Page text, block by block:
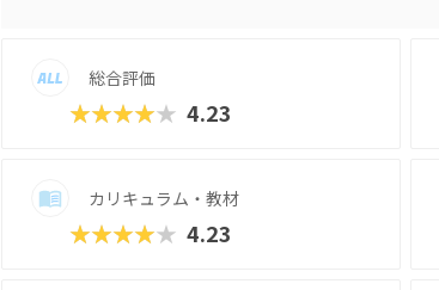
総合評価
★★★★★ 4.23
カリキュラム・教材
★★★★★ 4.23